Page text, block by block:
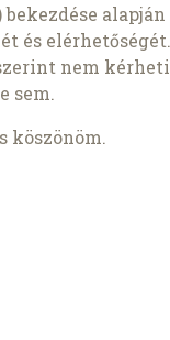
és
nem
sem.
köszönöm.